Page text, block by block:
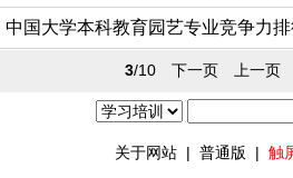
中国大学本科教育园艺专业竞争力
3/10 下一页 上一页
关于网站 | 普通版 | 触